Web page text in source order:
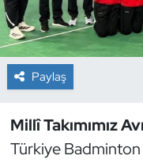
Paylaş
Millî Takımımız
Türkiye Badminton
Cimnastik
Curling
Dağcılık
Dans Sporları